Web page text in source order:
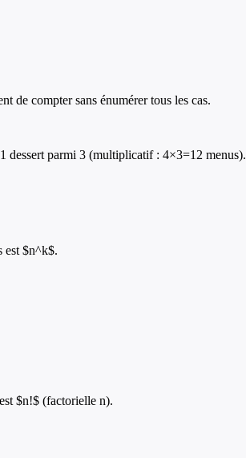
de compter sans énumérer tous les cas.
dessert parmi 3 (multiplicatif : 4×3=12 menus).
est $n^k$.
$n!$ (factorielle n).